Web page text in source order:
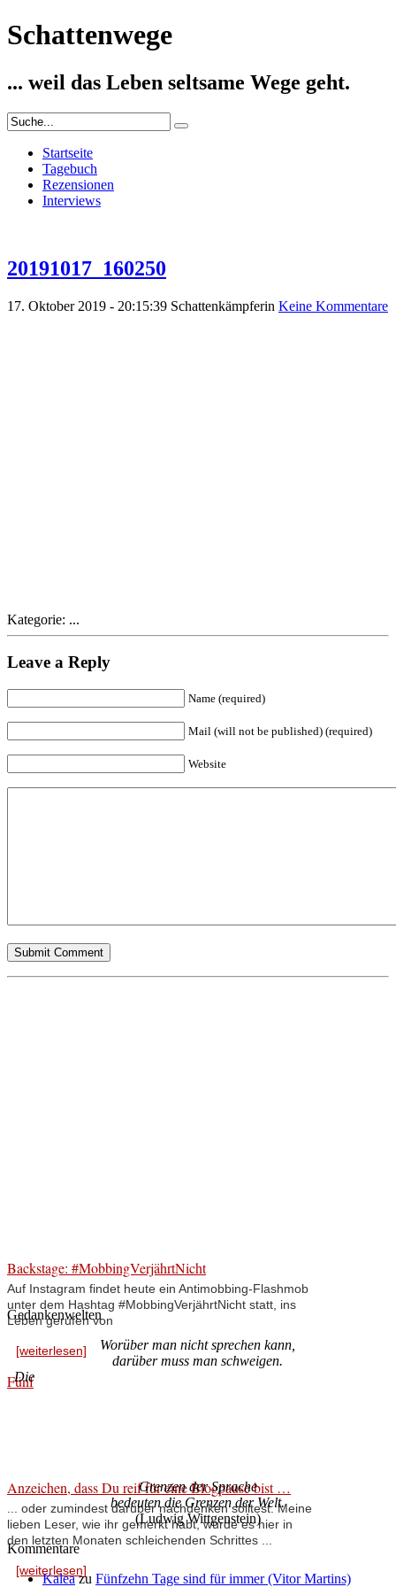
Schattenwege
... weil das Leben seltsame Wege geht.
Startseite
Tagebuch
Rezensionen
Interviews
20191017_160250
17. Oktober 2019 - 20:15:39 Schattenkämpferin Keine Kommentare
Kategorie: ...
Leave a Reply
Name (required)
Mail (will not be published) (required)
Website
Backstage: #MobbingVerjährtNicht
Auf Instagram findet heute ein Antimobbing-Flashmob
unter dem Hashtag #MobbingVerjährtNicht statt, ins
Leben gerufen von
[weiterlesen]
Fünf
Anzeichen, dass Du reif für eine Blogpause bist …
... oder zumindest darüber nachdenken solltest. Meine
lieben Leser, wie ihr gemerkt habt, wurde es hier in
den letzten Monaten schleichenden Schrittes ...
[weiterlesen]
Gedankenwelten
Worüber man nicht sprechen kann,
darüber muss man schweigen.
Die
Grenzen der Sprache
bedeuten die Grenzen der Welt.
(Ludwig Wittgenstein)
Kommentare
Kaleazu Fünfzehn Tage sind für immer (Vitor Martins)